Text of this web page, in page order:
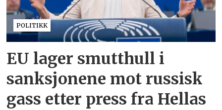
POLITIKK
EU lager smutthull i
sanksjonene mot russisk
gass etter press fra Hellas